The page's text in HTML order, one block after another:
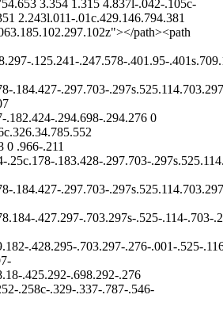
3.354 1.315 4.837l-.042-.105c-
2.243l.011-.01c.429.146.794.381
path><path
.125.241-.247.578-.401.95-
.184.427-.297.703-
.182.424-.294.698-.294.276 0
0 .966-.211
.25c.178-.183.428-.297.703-
.184.427-.297.703-
.427.297-.703.297s-.525-.114-.703-
.428.295-.703.297-.276-.001-.525-
.425.292-.698.292-.276
.258c-.329-.337-.787-.546-